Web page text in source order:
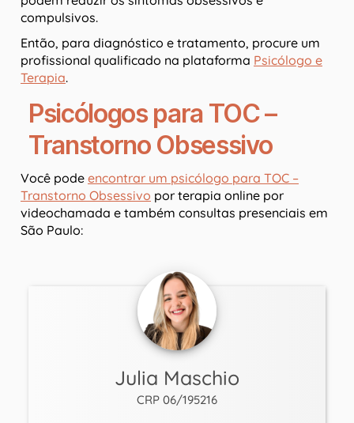
compulsivos.
Então, para diagnóstico e tratamento, procure um
profissional qualificado na plataforma Psicólogo e
Terapia.
Psicólogos para TOC –
Transtorno Obsessivo
Você pode encontrar um psicólogo para TOC –
Transtorno Obsessivo por terapia online por
videochamada e também consultas presenciais em
São Paulo:
Julia Maschio
CRP 06/195216